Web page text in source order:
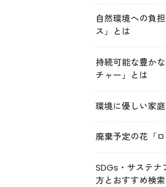
自然環境への負
ス」とは
持続可能な豊か
チャー」とは
環境に優しい家
廃棄予定の花「
SDGs・サステナ
方とおすすめ検